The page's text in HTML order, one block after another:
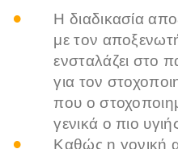
Η διαδικασία
με τον
ενσταλάζει στο
για τον
που ο
γενικά ο πιο
Καθώς η γονική